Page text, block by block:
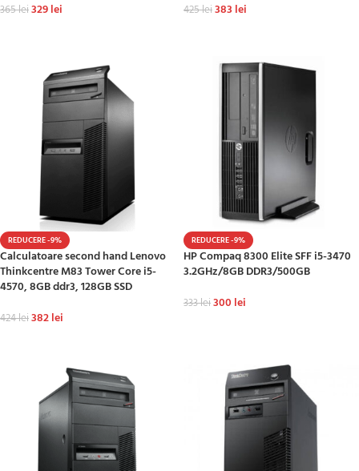
365lei329lei 425lei383 lei
REDUCERE -9%
Calculatoare second hand Lenovo
Thinkcentre M83 Tower Core i5-
4570, 8GB ddr3, 128GB SSD
424lei382lei
REDUCERE -9%
HP Compaq 8300 Elite SFF i5-3470
3.2GHz/8GB DDR3/500GB
333lei300 lei